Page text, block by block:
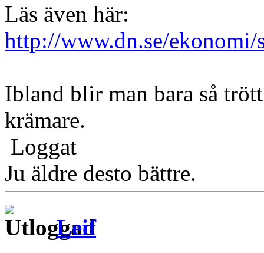
Läs även här:
http://www.dn.se/ekonomi/
Ibland blir man bara så
krämare.
Loggat
Ju äldre desto bättre.
Leif